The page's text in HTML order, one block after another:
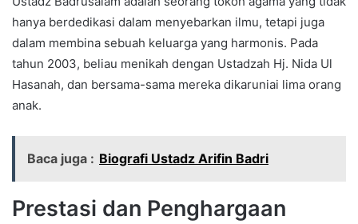
hanya berdedikasi dalam menyebarkan ilmu, tetapi juga
dalam membina sebuah keluarga yang harmonis. Pada
tahun 2003, beliau menikah dengan Ustadzah Hj. Nida Ul
Hasanah, dan bersama-sama mereka dikaruniai lima orang
anak.
Baca juga : Biografi Ustadz Arifin Badri
Prestasi dan Penghargaan